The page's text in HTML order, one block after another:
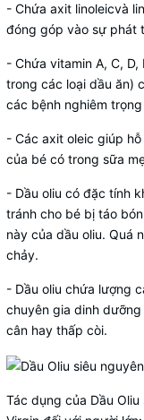
- Chứa axit linoleicvà
đóng góp vào sự phát
- Chứa vitamin A, C,
trong các loại dầu ăn)
các bệnh nghiêm
- Các axit oleic giúp
của bé có trong sữa
- Dầu oliu có đặc tính
tránh cho bé bị táo
này của dầu oliu. Quá
chảy.
- Dầu oliu chứa lượng
chuyên gia dinh
cân hay thấp còi.
Tác dụng của Dầu